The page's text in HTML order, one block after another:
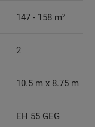
2
10.5 m x 8.75 m
EH 55 GEG